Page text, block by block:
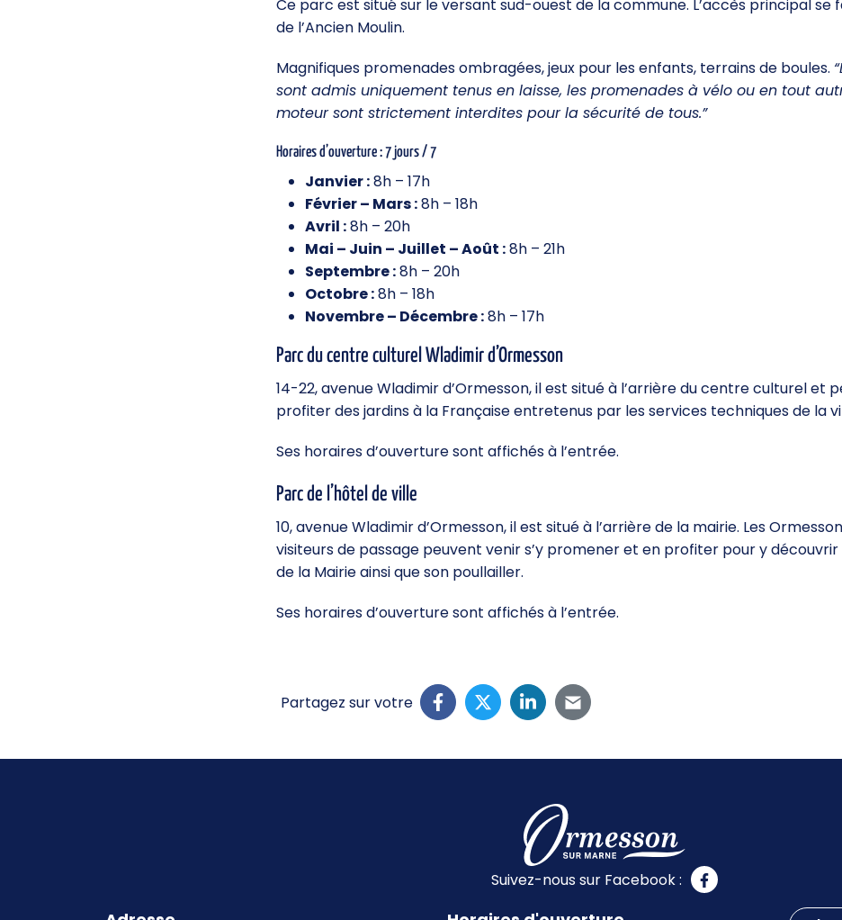
Ce parc est situé sur le versant sud-ouest de la commune. L’accès principal se
de l’Ancien Moulin.
Magnifiques promenades ombragées, jeux pour les enfants, terrains de boules.
sont admis uniquement tenus en laisse, les promenades à vélo ou en tout
moteur sont strictement interdites pour la sécurité de tous.”
Horaires d’ouverture : 7 jours / 7
Janvier :8h – 17h
Février – Mars :8h – 18h
Avril :8h – 20h
Mai – Juin – Juillet – Août :8h – 21h
Septembre :8h – 20h
Octobre :8h – 18h
Novembre – Décembre :8h – 17h
Parc du centre culturel Wladimir d’Ormesson
14-22, avenue Wladimir d’Ormesson, il est situé à l’arrière du centre culturel et
profiter des jardins à la Française entretenus par les services techniques de la
Ses horaires d’ouverture sont affichés à l’entrée.
Parc de l’hôtel de ville
10, avenue Wladimir d’Ormesson, il est situé à l’arrière de la mairie. Les
visiteurs de passage peuvent venir s’y promener et en profiter pour y découvrir
de la Mairie ainsi que son poullailler.
Ses horaires d’ouverture sont affichés à l’entrée.
Partagez sur votre
Suivez-nous sur Facebook :